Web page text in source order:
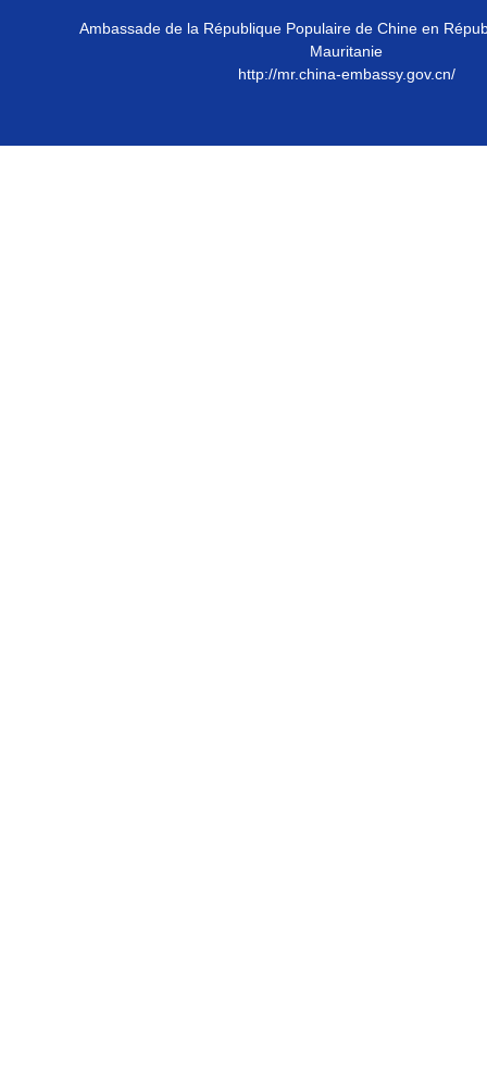
Ambassade de la République Populaire de Chine en
Mauritanie
http://mr.china-embassy.gov.cn/